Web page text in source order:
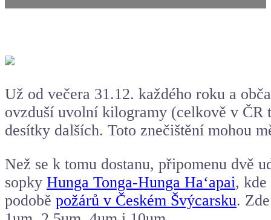
Už od večera 31.12. každého roku a
ovzduší uvolní kilogramy (celkově v
desítky dalších. Toto znečištění mohou
Než se k tomu dostanu, připomenu dvě
sopky Hunga Tonga-Hunga Haʻapai,
podobě požárů v Českém Švýcarsku.